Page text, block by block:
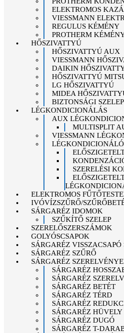
ELEKTROMOS
VIESSMANN
REGULUS KÉMÉNY
PROTHERM
HŐSZIVATTYÚ
HŐSZIVATTYÚ AUX
VIESSMANN
DAIKIN
HŐSZIVATTYÚ
LG HŐSZIVATTYÚ
MIDEA
BIZTONSÁGI
LÉGKONDICIONÁLÁS
AUX
MULTISPLIT
VIESSMANN
SZERELÉSI
ELEKTROMOS
IVÓVÍZSZŰRŐ/
SÁRGARÉZ IDOMOK
SZŰKÍTŐ SZELEP
SZERELŐSZERSZÁMOK
GOLYÓSCSAPOK
SÁRGARÉZ VISSZACSAPÓ
SÁRGARÉZ SZŰRŐ
SÁRGARÉZ
SÁRGARÉZ
SÁRGARÉZ
SÁRGARÉZ BETÉT
SÁRGARÉZ TÉRD
SÁRGARÉZ
SÁRGARÉZ HÜVELY
SÁRGARÉZ DUGÓ
SÁRGARÉZ T-